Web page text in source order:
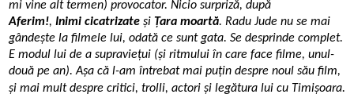
mi vine alt termen) provocator. Nicio surpriză, după
Aferim!, Inimi cicatrizate și Țara moartă. Radu Jude nu se mai
gândește la filmele lui, odată ce sunt gata. Se desprinde complet.
E modul lui de a supraviețui (și ritmului în care face filme, unul-
două pe an). Așa că l-am întrebat mai puțin despre noul său film,
și mai mult despre critici, trolli, actori și legătura lui cu Timișoara.